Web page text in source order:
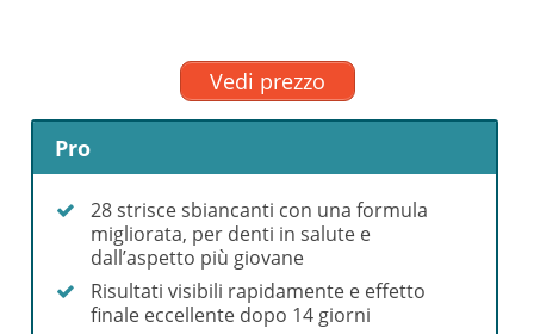
Vedi prezzo
Pro
28 strisce sbiancanti con una formula
migliorata, per denti in salute e
dall’aspetto più giovane
Risultati visibili rapidamente e effetto
finale eccellente dopo 14 giorni